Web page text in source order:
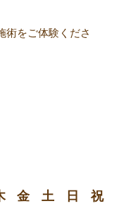
術をご体験くださ
金 土 日
祝